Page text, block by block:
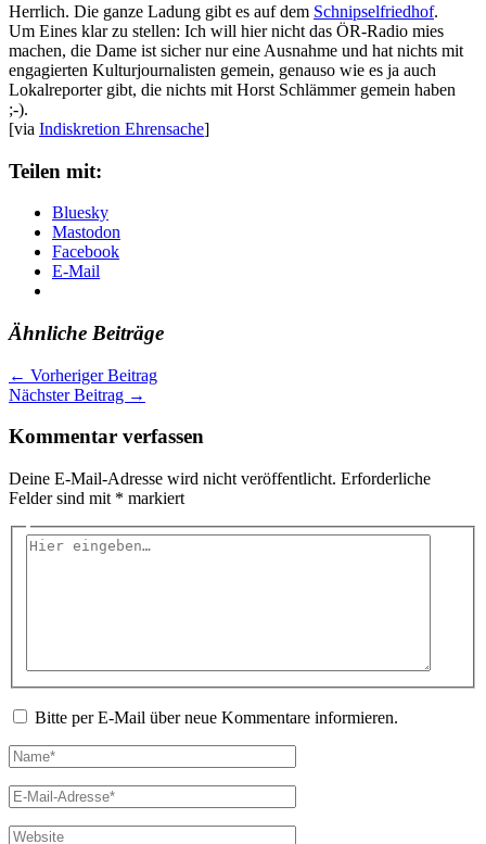
Herrlich. Die ganze Ladung gibt es auf dem Schnipselfriedhof.
Um Eines klar zu stellen: Ich will hier nicht das ÖR-Radio mies
machen, die Dame ist sicher nur eine Ausnahme und hat nichts mit
engagierten Kulturjournalisten gemein, genauso wie es ja auch
Lokalreporter gibt, die nichts mit Horst Schlämmer gemein haben
;-).
[via Indiskretion Ehrensache]
Teilen mit:
Bluesky
Mastodon
Facebook
E-Mail
Ähnliche Beiträge
← Vorheriger Beitrag
Nächster Beitrag →
Kommentar verfassen
Deine E-Mail-Adresse wird nicht veröffentlicht. Erforderliche
Felder sind mit * markiert
Hier
Bitte per E-Mail über neue Kommentare informieren.
Name*
E-
Mail-
Adresse*
Website